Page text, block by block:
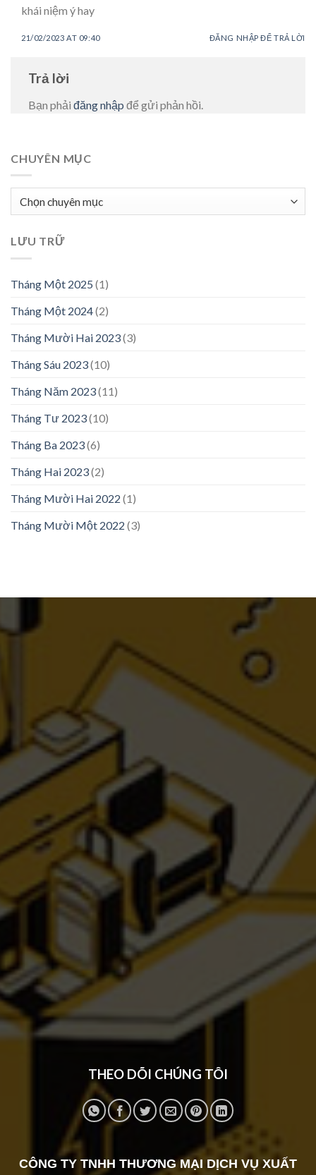
khái niệm ý hay
21/02/2023 AT 09:40 ĐĂNG NHẬP ĐỂ TRẢ LỜI
Trả lời
Bạn phải đăng nhập để gửi phản hồi.
CHUYÊN MỤC
LƯU TRỮ
Tháng Một 2025 (1)
Tháng Một 2024(2)
Tháng Mười Hai 2023(3)
Tháng Sáu 2023(10)
Tháng Năm 2023(11)
Tháng Tư 2023(10)
Tháng Ba 2023(6)
Tháng Hai 2023(2)
Tháng Mười Hai 2022 (1)
Tháng Mười Một 2022 (3)
THEO DÕI CHÚNG TÔI
CÔNG TY TNHH THƯƠNG MẠI DỊCH VỤ XUẤT